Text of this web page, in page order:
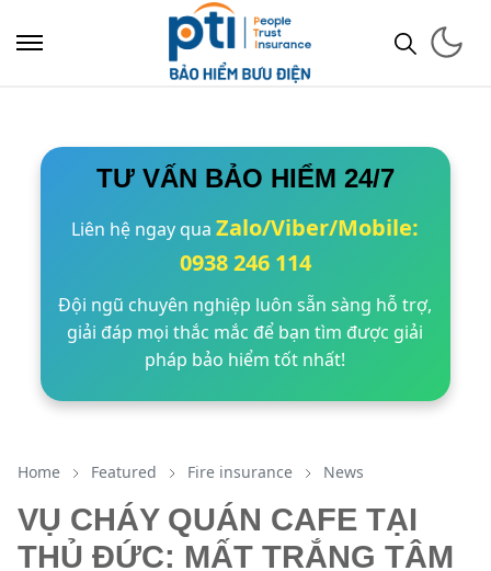
TƯ VẤN BẢO HIỂM 24/7
Liên hệ ngay quaZalo/Viber/Mobile:
0938 246 114
Đội ngũ chuyên nghiệp luôn sẵn sàng hỗ trợ,
giải đáp mọi thắc mắc để bạn tìm được giải
pháp bảo hiểm tốt nhất!
Home Featured Fire insurance News
VỤ CHÁY QUÁN CAFE TẠI
THỦ ĐỨC: MẤT TRẮNG TÂM